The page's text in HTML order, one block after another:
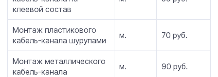
клеевой состав
Монтаж пластикового
кабель-канала шурупами
м. 70 руб.
Монтаж металлического
кабель-канала
м. 90 руб.